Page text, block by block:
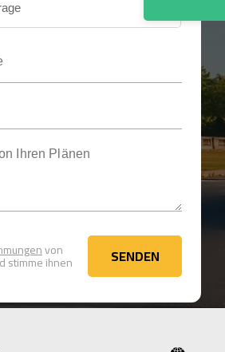
von
stimme ihnen SENDEN
SENDEN